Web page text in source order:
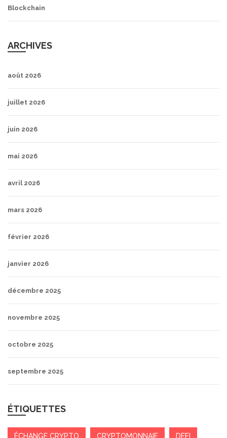
Blockchain
ARCHIVES
août 2026
juillet 2026
juin 2026
mai 2026
avril 2026
mars 2026
février 2026
janvier 2026
décembre 2025
novembre 2025
octobre 2025
septembre 2025
ÉTIQUETTES
ÉCHANGE CRYPTO CRYPTOMONNAIE DEFI